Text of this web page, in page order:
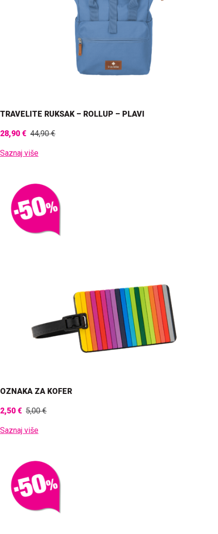
TRAVELITE RUKSAK – ROLLUP – PLAVI
28,90 € 44,90 €
Saznaj više
OZNAKA ZA KOFER
2,50 € 5,00 €
Saznaj više